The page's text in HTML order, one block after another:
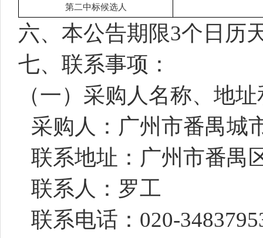
第二中标候选人
六、本公告期限3个日历
七、联系事项：
（一）采购人名称、地
采购人：广州市番禺城
联系地址：广州市番禺
联系人：罗工
联系电话：020-